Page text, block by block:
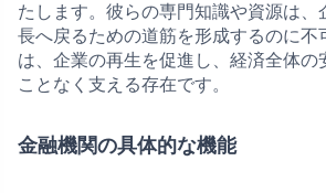
たします。彼らの専門知識や資源は、
長へ戻るための道筋を形成するのに不
は、企業の再生を促進し、経済全体の
ことなく支える存在です。
金融機関の具体的な機能